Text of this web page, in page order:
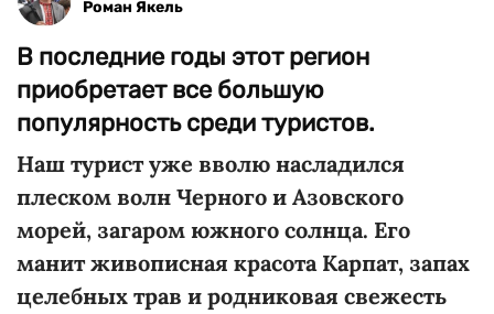
Роман Якель
В последние годы этот регион
приобретает все большую
популярность среди туристов.
Наш турист уже вволю насладился
плеском волн Черного и Азовского
морей, загаром южного солнца. Его
манит живописная красота Карпат, запах
целебных трав и родниковая свежесть